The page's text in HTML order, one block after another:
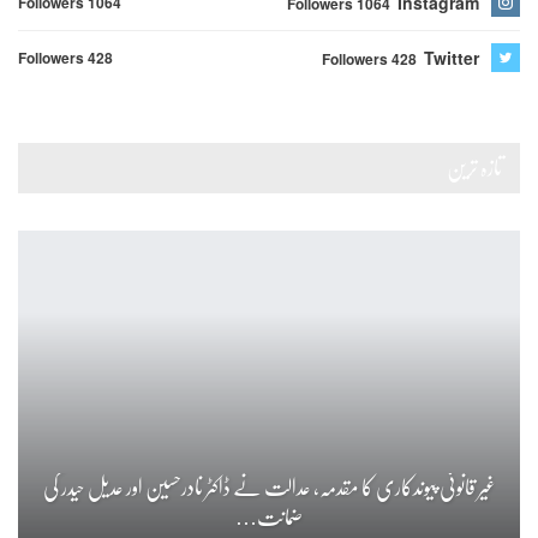
Twitter
Followers 428
Followers 428
غیر قانونی پیوندکاری کا مقدمہ، عدالت نے ڈاکٹر نادرحسین اور عدیل حیدر کی
ضمانت…